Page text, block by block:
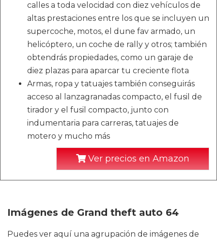
calles a toda velocidad con diez vehículos de
altas prestaciones entre los que se incluyen un
supercoche, motos, el dune fav armado, un
helicóptero, un coche de rally y otros; también
obtendrás propiedades, como un garaje de
diez plazas para aparcar tu creciente flota
Armas, ropa y tatuajes también conseguirás
acceso al lanzagranadas compacto, el fusil de
tirador y el fusil compacto, junto con
indumentaria para carreras, tatuajes de
motero y mucho más
Ver precios en Amazon
Imágenes de Grand theft auto 64
Puedes ver aquí una agrupación de imágenes de